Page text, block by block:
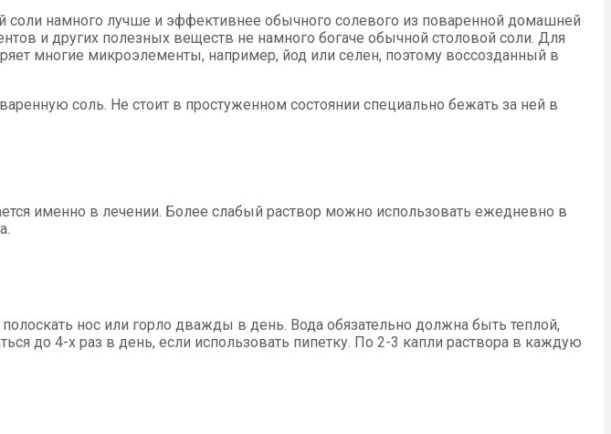
соли намного лучше и эффективнее обычного солевого из поваренной домашней
и других полезных веществ не намного богаче обычной столовой соли. Для
многие микроэлементы, например, йод или селен, поэтому воссозданный в
соль. Не стоит в простуженном состоянии специально бежать за ней в
именно в лечении. Более слабый раствор можно использовать ежедневно в
нос или горло дважды в день. Вода обязательно должна быть теплой,
до 4-х раз в день, если использовать пипетку. По 2-3 капли раствора в каждую